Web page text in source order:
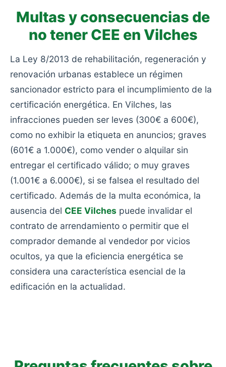
Multas y consecuencias de
no tener CEE en Vilches
La Ley 8/2013 de rehabilitación, regeneración y
renovación urbanas establece un régimen
sancionador estricto para el incumplimiento de la
certificación energética. En Vilches, las
infracciones pueden ser leves (300€ a 600€),
como no exhibir la etiqueta en anuncios; graves
(601€ a 1.000€), como vender o alquilar sin
entregar el certificado válido; o muy graves
(1.001€ a 6.000€), si se falsea el resultado del
certificado. Además de la multa económica, la
ausencia del CEE Vilches puede invalidar el
contrato de arrendamiento o permitir que el
comprador demande al vendedor por vicios
ocultos, ya que la eficiencia energética se
considera una característica esencial de la
edificación en la actualidad.